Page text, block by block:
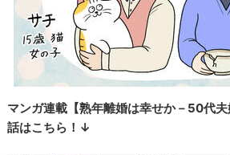
マンガ連載【熟年離婚は幸せか－50代
話はこちら！↓